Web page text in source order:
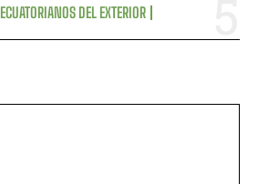
ECUATORIANOS DEL EXTERIOR